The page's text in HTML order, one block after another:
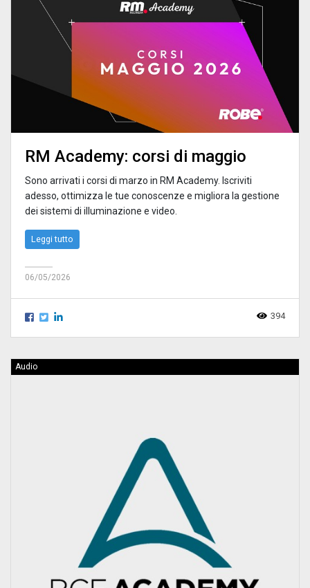
RM Academy: corsi di maggio
Sono arrivati i corsi di marzo in RM Academy. Iscriviti
adesso, ottimizza le tue conoscenze e migliora la gestione
dei sistemi di illuminazione e video.
Leggi tutto
06/05/2026
394
Audio